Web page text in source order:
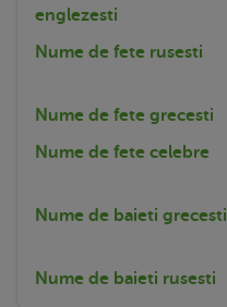
englezesti
Nume de fete rusesti
Nume de fete grecesti
Nume de fete celebre
Nume de baieti grecesti
Nume de baieti rusesti